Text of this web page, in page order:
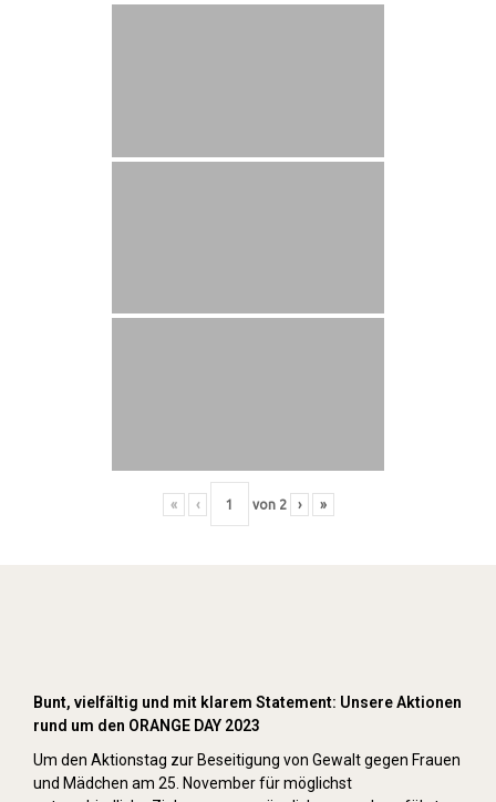
« ‹ von 2 › »
Bunt, vielfältig und mit klarem Statement: Unsere Aktionen
rund um den ORANGE DAY 2023
Um den Aktionstag zur Beseitigung von Gewalt gegen Frauen
und Mädchen am 25. November für möglichst